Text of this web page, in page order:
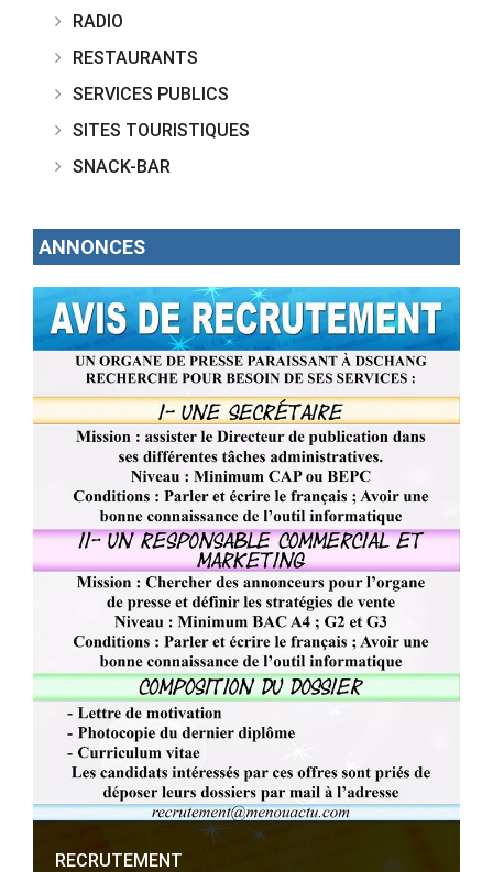
RADIO
RESTAURANTS
SERVICES PUBLICS
SITES TOURISTIQUES
SNACK-BAR
ANNONCES
RECRUTEMENT